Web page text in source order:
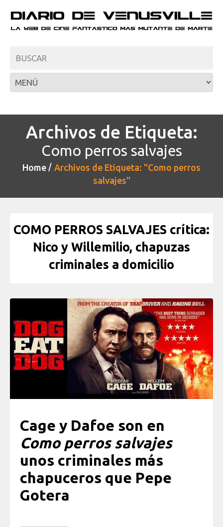
Archivos de Etiqueta:
Como perros salvajes
Home
Archivos de Etiqueta: "Como perros
salvajes"
COMO PERROS SALVAJES crítica:
Nico y Willemilio, chapuzas
criminales a domicilio
Cage y Dafoe son en
Como perros salvajes
unos criminales más
chapuceros que Pepe
Gotera